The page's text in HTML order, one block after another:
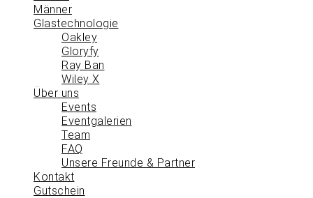
Männer
Glastechnologie
Oakley
Gloryfy
Ray Ban
Wiley X
Über uns
Events
Eventgalerien
Team
FAQ
Unsere Freunde & Partner
Kontakt
Gutschein